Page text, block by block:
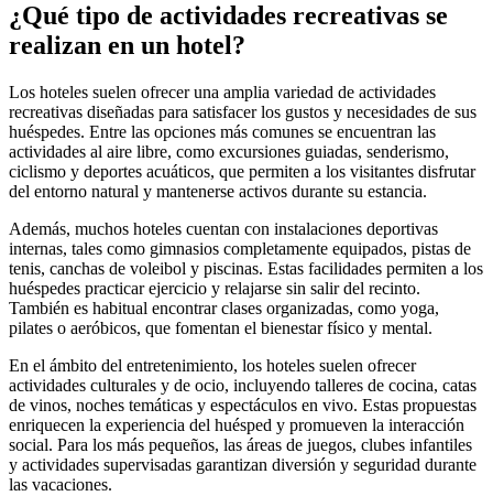
¿Qué tipo de actividades recreativas se
realizan en un hotel?
Los hoteles suelen ofrecer una amplia variedad de actividades
recreativas diseñadas para satisfacer los gustos y necesidades de sus
huéspedes. Entre las opciones más comunes se encuentran las
actividades al aire libre, como excursiones guiadas, senderismo,
ciclismo y deportes acuáticos, que permiten a los visitantes disfrutar
del entorno natural y mantenerse activos durante su estancia.
Además, muchos hoteles cuentan con instalaciones deportivas
internas, tales como gimnasios completamente equipados, pistas de
tenis, canchas de voleibol y piscinas. Estas facilidades permiten a los
huéspedes practicar ejercicio y relajarse sin salir del recinto.
También es habitual encontrar clases organizadas, como yoga,
pilates o aeróbicos, que fomentan el bienestar físico y mental.
En el ámbito del entretenimiento, los hoteles suelen ofrecer
actividades culturales y de ocio, incluyendo talleres de cocina, catas
de vinos, noches temáticas y espectáculos en vivo. Estas propuestas
enriquecen la experiencia del huésped y promueven la interacción
social. Para los más pequeños, las áreas de juegos, clubes infantiles
y actividades supervisadas garantizan diversión y seguridad durante
las vacaciones.